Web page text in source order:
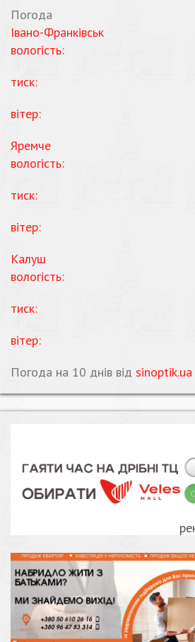
Погода
Івано-Франківськ
вологість:
тиск:
вітер:
Яремче
вологість:
тиск:
вітер:
Калуш
вологість:
тиск:
вітер:
Погода на 10 днів від sinoptik.ua